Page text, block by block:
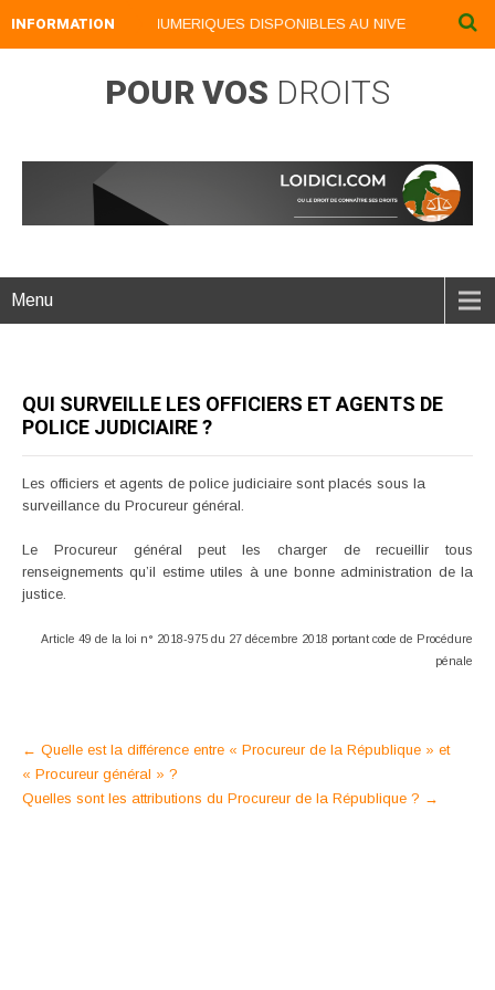
INFORMATION
NOS LIVRES NUMERIQUES DISPONIBLES AU NIVEAU DU
POUR VOS DROITS
Menu
QUI SURVEILLE LES OFFICIERS ET AGENTS DE
POLICE JUDICIAIRE ?
Les officiers et agents de police judiciaire sont placés sous la
surveillance du Procureur général.
Le Procureur général peut les charger de recueillir tous
renseignements qu’il estime utiles à une bonne administration de la
justice.
Article 49 de la loi n° 2018-975 du 27 décembre 2018 portant code de Procédure
pénale
Post
navigation
← Quelle est la différence entre « Procureur de la République » et
« Procureur général » ?
Quelles sont les attributions du Procureur de la République ? →